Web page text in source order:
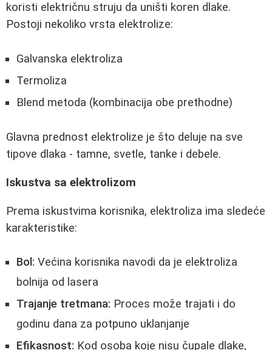
koristi električnu struju da uništi koren dlake.
Postoji nekoliko vrsta elektrolize:
Galvanska elektroliza
Termoliza
Blend metoda (kombinacija obe prethodne)
Glavna prednost elektrolize je što deluje na sve
tipove dlaka - tamne, svetle, tanke i debele.
Iskustva sa elektrolizom
Prema iskustvima korisnika, elektroliza ima sledeće
karakteristike:
Bol: Većina korisnika navodi da je elektroliza
bolnija od lasera
Trajanje tretmana: Proces može trajati i do
godinu dana za potpuno uklanjanje
Efikasnost: Kod osoba koje nisu čupale dlake,